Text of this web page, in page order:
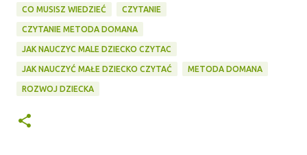
CO MUSISZ WIEDZIEĆ CZYTANIE
CZYTANIE METODA DOMANA
JAK NAUCZYC MALE DZIECKO CZYTAC
JAK NAUCZYĆ MAŁE DZIECKO CZYTAĆ METODA DOMANA
ROZWOJ DZIECKA